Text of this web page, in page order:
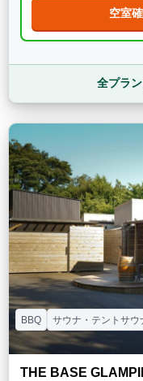
空室
全プラ
THE BASE
BBQ サウナ・テントサウ